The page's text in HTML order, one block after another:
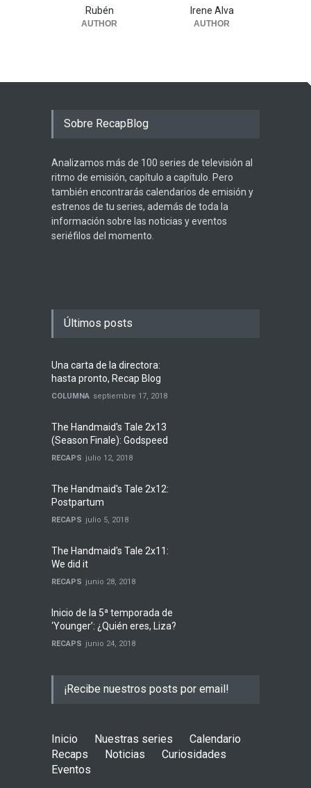
Rubén
AUTHOR
Irene Alva
AUTHOR
Sobre RecapBlog
Analizamos más de 100 series de televisión al
ritmo de emisión, capítulo a capítulo. Pero
también encontrarás calendarios de emisión y
estrenos de tu series, además de toda la
información sobre las noticias y eventos
seriéfilos del momento.
Últimos posts
Una carta de la directora:
hasta pronto, Recap Blog
COLUMNA septiembre 17, 2018
The Handmaid's Tale 2x13
(Season Finale): Godspeed
RECAPS julio 12, 2018
The Handmaid's Tale 2x12:
Postpartum
RECAPS julio 5, 2018
The Handmaid's Tale 2x11:
We did it
RECAPS junio 28, 2018
Inicio de la 5ª temporada de
‘Younger’: ¿Quién eres, Liza?
RECAPS junio 24, 2018
¡Recibe nuestros posts por email!
Inicio Nuestras series
Calendario
Recaps
Noticias
Curiosidades
Eventos